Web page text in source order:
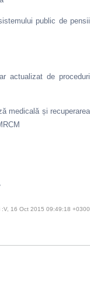
public de pensii
actualizat de proceduri
medicală și recuperarea
:V, 16 Oct 2015 09:49:18 +0300